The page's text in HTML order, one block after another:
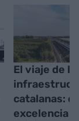
El viaje de
catalanas:
excelencia